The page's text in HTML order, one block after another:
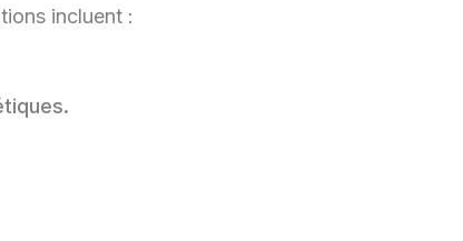
incluent :